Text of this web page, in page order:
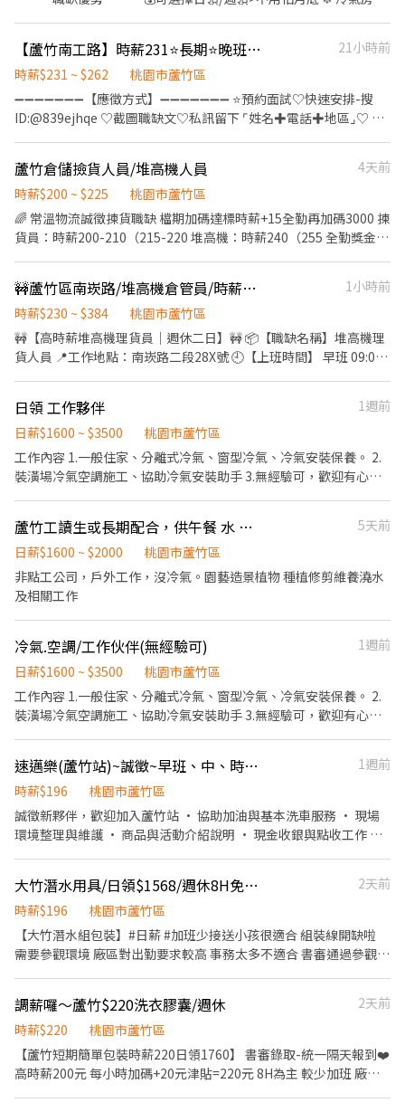
個月排休 8 ~ 10 天，單位報到當天由主管分配 - 【 工作時間 】 早班
08 : 00 - 17 : 00 排休 $ 210 周休 $ 200 晚班 18 : 00 - 03 : 00 排休 $
240 周休 $ 230 ( 假日班固定上六日 ) - ♦️ 用餐：免費供餐 ♦️ 冰箱、
————— ◀ ⭐ 點選立即應徵或線上詢問此職缺 ⭐ 也可以加賴官方詢
問 ⭐ 官方帳號 : https://lin.ee/jVYoe5J ★ 加入後請幫我留姓名 / 電
話 / 截圖職缺文 ★
地點： 桃園市蘆竹區海山路 ✈️ 工作內容： ▸冷熱配：製作冷食OR熱
食，擺放到餐盒裡面 ▸排餐：將包裝好的食物組裝成套餐 冷食熱食
一放、餐盒一蓋 基本上就是讓飛機餐順利出社會~ 📅 休假制度： 排
休制 月休8-11天 ⏰ 上班時間： ☀️07:00-15:30 ☀️08:00-16:30 ☀️
14:00-22:30 💰薪資：時薪 250-327元 ━━工作需求━━ 1.需良民
0906163268 (也可賴搜尋)
【蘆竹南工路】時薪231⭐長期⭐晚班⭐倉儲人員⭐快速入職⭐中CC
21小時前
時薪$231 ~ $262
桃園市蘆竹區
➖➖➖➖➖➖➖【應徵方式】➖➖➖➖➖➖➖ ⭐預約面試♡快速安排-搜
ID:@839ejhqe ♡截圖職缺文♡私訊留下 ⌜姓名✚電話✚地區⌟♡ ⭐
【工作內容】 ✔ 行政協助、小幫手工作 ✔ 進貨驗收、包裝、理貨 ✔
協助主管交辦事項 👉 內容簡單不複雜，新手也能很快上手！ ⏰
【上班時間】 16:00~01:00 💰【薪資福利】 196+35(專案獎
金)=$231 📌 加班費：依 196 元 × 勞基法倍率計算 🗓【休假制度】
蘆竹倉儲撿貨人員/堆高機人員
4天前
時薪$200 ~ $225
桃園市蘆竹區
🌈 常溫物流誠徵揀貨職缺 檔期加碼達標時薪+15全勤再加碼3000 揀
貨員：時薪200-210（215-220 堆高機：時薪240（255 全勤獎金、
導 電話：0905285151
🚧蘆竹區南崁路/堆高機倉管員/時薪250/週休二日/堆高機理貨
1小時前
時薪$230 ~ $384
桃園市蘆竹區
🚧【高時薪堆高機理貨員｜週休二日】🚧 📦【職缺名稱】堆高機理
貨人員 📍工作地點：南崁路二段28X號 🕘【上班時間】 早班 09:00
0978-838389
日領 工作夥伴
1週前
日薪$1600 ~ $3500
桃園市蘆竹區
工作內容 1.一般住家、分離式冷氣、窗型冷氣、冷氣安裝保養。 2.
裝潢場冷氣空調施工、協助冷氣安裝助手 3.無經驗可，歡迎有心學
蘆竹工讀生或長期配合，供午餐 水 勞健保
5天前
日薪$1600 ~ $2000
桃園市蘆竹區
非點工公司，戶外工作，沒冷氣。園藝造景植物 種植修剪維養澆水
及相關工作
冷氣.空調/工作伙伴(無經驗可)
1週前
日薪$1600 ~ $3500
桃園市蘆竹區
工作內容 1.一般住家、分離式冷氣、窗型冷氣、冷氣安裝保養。 2.
裝潢場冷氣空調施工、協助冷氣安裝助手 3.無經驗可，歡迎有心學
速邁樂(蘆竹站)~誠徵~早班、中、時段班 長期 ♾️ 時薪制服務員
1週前
時薪$196
桃園市蘆竹區
誠徵新夥伴，歡迎加入蘆竹站 • 協助加油與基本洗車服務 • 現場
環境整理與維護 • 商品與活動介紹說明 • 現金收銀與點收工作 我
1500 中班：1500-2300 時段班：1700-2300
大竹潛水用具/日領$1568/週休8H免加班
2天前
時薪$196
桃園市蘆竹區
【大竹潛水組包裝】#日薪 #加班少接送小孩很適合 組裝線開缺啦
需要參觀環境 廠區對出勤要求較高 事務太多不適合 書審通過參觀廠
1568 個人工作臺 不是流動線 日領-30、週領最高10000 第一天壓工
需扣保費 第二天薪資隔日中午匯款 外銷歐洲頂級潛水裝備 廠區環境
乾淨穿室內拖鞋 站坐單位都有主管分配 潛水衣|護目鏡|呼吸器 組包
裝|測試|品檢|倉管 日班:08:00-17:00(8h) 午餐:12:00-13:00(自理) 地
調薪囉～蘆竹$220洗衣膠囊/週休
2天前
時薪$220
桃園市蘆竹區
【蘆竹短期簡單包裝時薪220日領1760】 書審錄取-統一隔天報到❤️
高時薪200元 每小時加碼+20元津貼=220元 8H為主 較少加班 廠區